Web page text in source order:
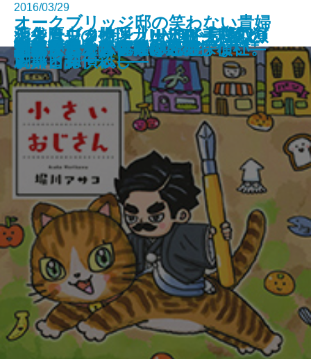
池袋カジノ特区 UNOで七億取り
返せ同盟 II―グラン・コン編―
青の数学
王の厨房―僕僕先生 零―
ハルコナ
砕け散るところを見せてあげる
オークブリッジ邸の笑わない貴婦
人2―後輩メイドと窓下のお嬢様
―
御手洗潔の追憶
生存賭博
スクールカースト殺人教室
トリモノート
2016/03/29
小さいおじさん
渦森今日子は宇宙に期待しない。
シャーロック・ノートII―試験と
古典と探偵殺し―
天久鷹央の推理カルテIV―悲恋の
シンドローム―
謎好き乙女と偽りの恋心
誘拐サーカス―大神兄弟探偵社―
汚れた赤を恋と呼ぶんだ
月桃夜
恋よりブタカン！～池谷美咲の演
劇部日誌～
創薬探偵から祝福を